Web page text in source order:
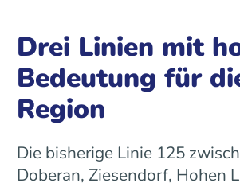
Drei Linien mit
Bedeutung für
Region
Die bisherige Linie 125
Doberan, Ziesendorf, Hohen